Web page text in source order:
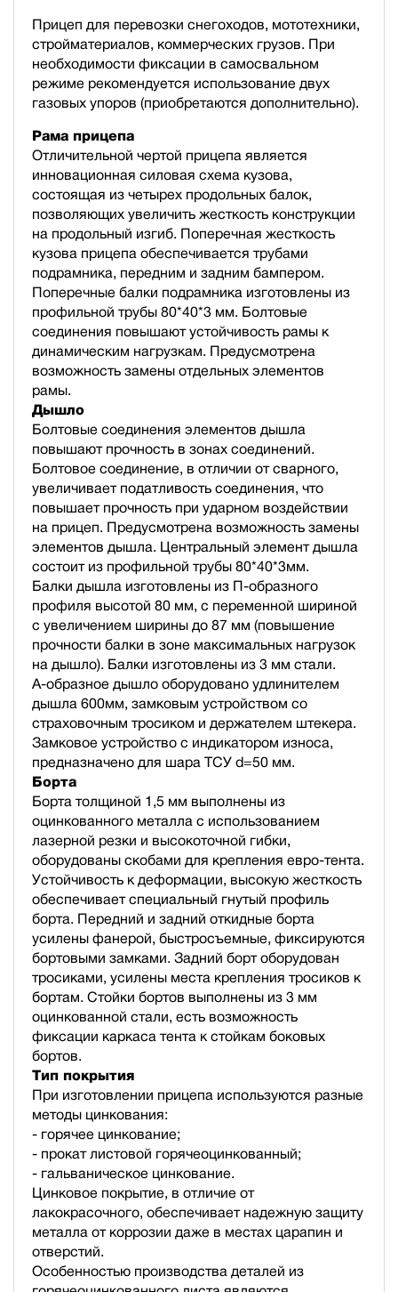
Прицеп для перевозки снегоходов, мототехники,
стройматериалов, коммерческих грузов. При
необходимости фиксации в самосвальном
режиме рекомендуется использование двух
газовых упоров (приобретаются дополнительно).
Рама прицепа
Отличительной чертой прицепа является
инновационная силовая схема кузова,
состоящая из четырех продольных балок,
позволяющих увеличить жесткость конструкции
на продольный изгиб. Поперечная жесткость
кузова прицепа обеспечивается трубами
подрамника, передним и задним бампером.
Поперечные балки подрамника изготовлены из
профильной трубы 80*40*3 мм. Болтовые
соединения повышают устойчивость рамы к
динамическим нагрузкам. Предусмотрена
возможность замены отдельных элементов
рамы.
Дышло
Болтовые соединения элементов дышла
повышают прочность в зонах соединений.
Болтовое соединение, в отличии от сварного,
увеличивает податливость соединения, что
повышает прочность при ударном воздействии
на прицеп. Предусмотрена возможность замены
элементов дышла. Центральный элемент дышла
состоит из профильной трубы 80*40*3мм.
Балки дышла изготовлены из П-образного
профиля высотой 80 мм, с переменной шириной
с увеличением ширины до 87 мм (повышение
прочности балки в зоне максимальных нагрузок
на дышло). Балки изготовлены из 3 мм стали.
А-образное дышло оборудовано удлинителем
дышла 600мм, замковым устройством со
страховочным тросиком и держателем штекера.
Замковое устройство с индикатором износа,
предназначено для шара ТСУ d=50 мм.
Борта
Борта толщиной 1,5 мм выполнены из
оцинкованного металла с использованием
лазерной резки и высокоточной гибки,
оборудованы скобами для крепления евро-тента.
Устойчивость к деформации, высокую жесткость
обеспечивает специальный гнутый профиль
борта. Передний и задний откидные борта
усилены фанерой, быстросъемные, фиксируются
бортовыми замками. Задний борт оборудован
тросиками, усилены места крепления тросиков к
бортам. Стойки бортов выполнены из 3 мм
оцинкованной стали, есть возможность
фиксации каркаса тента к стойкам боковых
бортов.
Тип покрытия
При изготовлении прицепа используются разные
методы цинкования:
- горячее цинкование;
- прокат листовой горячеоцинкованный;
- гальваническое цинкование.
Цинковое покрытие, в отличие от
лакокрасочного, обеспечивает надежную защиту
металла от коррозии даже в местах царапин и
отверстий.
Особенностью производства деталей из